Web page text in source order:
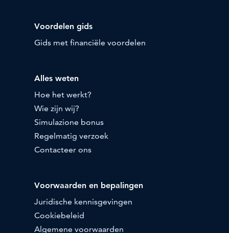
Voordelen gids
Gids met financiële voordelen
Alles weten
Hoe het werkt?
Wie zijn wij?
Simulazione bonus
Regelmatig verzoek
Contacteer ons
Voorwaarden en bepalingen
Juridische kennisgevingen
Cookiebeleid
Algemene voorwaarden